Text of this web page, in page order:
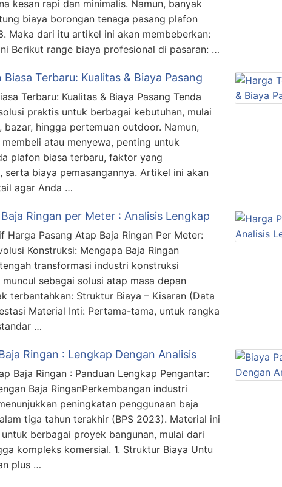
kesan rapi dan minimalis. Namun, banyak
biaya borongan tenaga pasang plafon
Maka dari itu artikel ini akan membeberkan:
Berikut range biaya profesional di pasaran: …
Terbaru: Kualitas & Biaya Pasang
Terbaru: Kualitas & Biaya Pasang Tenda
praktis untuk berbagai kebutuhan, mulai
bazar, hingga pertemuan outdoor. Namun,
atau menyewa, penting untuk
plafon biasa terbaru, faktor yang
serta biaya pemasangannya. Artikel ini akan
agar Anda …
Ringan per Meter : Analisis Lengkap
Harga Pasang Atap Baja Ringan Per Meter:
Konstruksi: Mengapa Baja Ringan
transformasi industri konstruksi
sebagai solusi atap masa depan
terbantahkan: Struktur Biaya – Kisaran (Data
Material Inti: Pertama-tama, untuk rangka
…
Ringan : Lengkap Dengan Analisis
Baja Ringan : Panduan Lengkap Pengantar:
Baja RinganPerkembangan industri
peningkatan penggunaan baja
tiga tahun terakhir (BPS 2023). Material ini
berbagai proyek bangunan, mulai dari
kompleks komersial. 1. Struktur Biaya Untu
plus …